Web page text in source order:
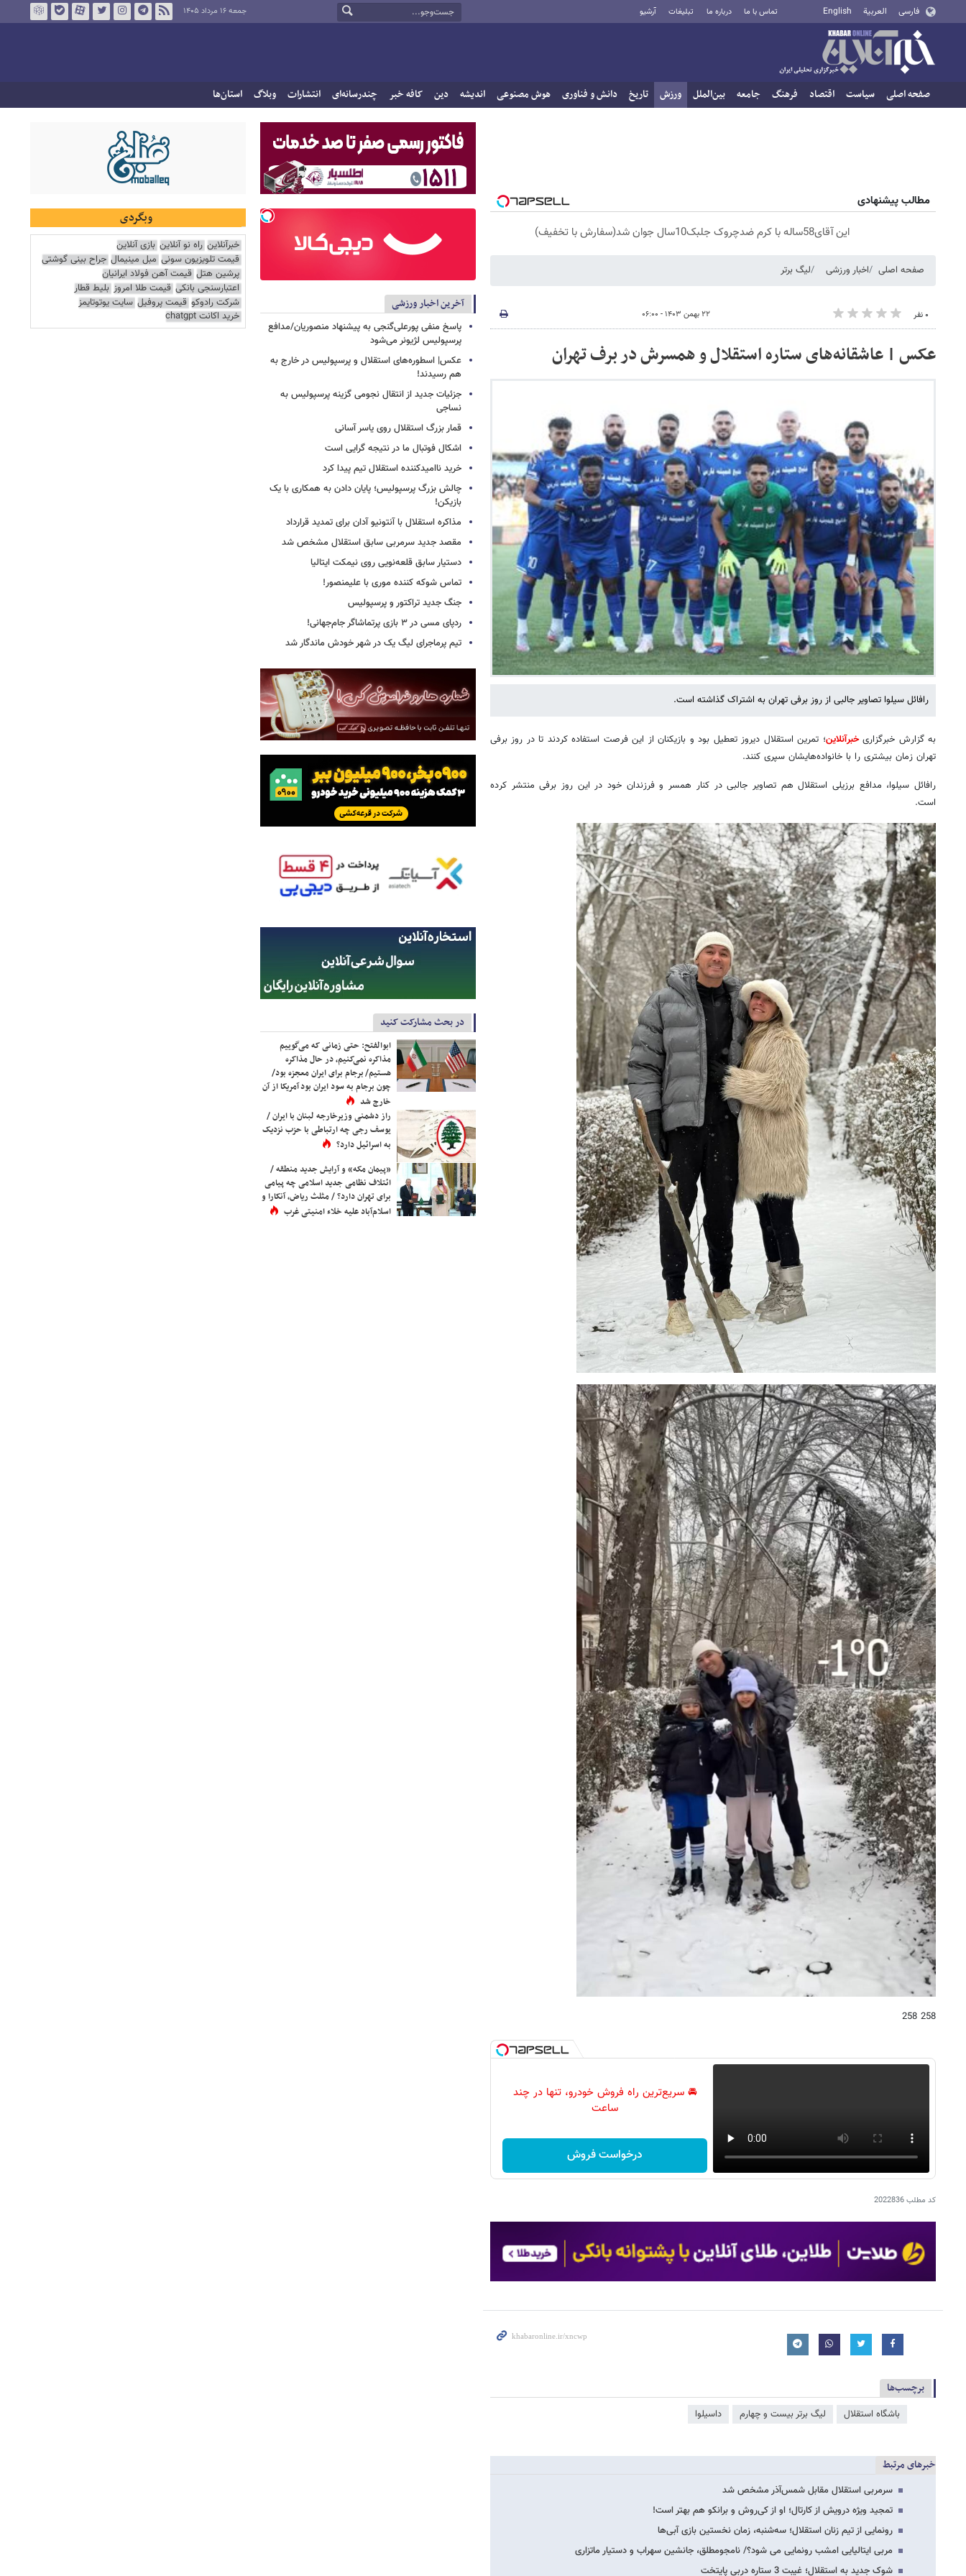
فارسی العربية English تماس با ما درباره ما تبلیغات آرشیو جمعه ۱۶ مرداد ۱۴۰۵
صفحه اصلی سیاست اقتصاد فرهنگ جامعه بین‌الملل ورزش تاریخ دانش و فناوری هوش مصنوعی اندیشه دین کافه خبر چندرسانه‌ای انتشارات وبلاگ استان‌ها
مطالب پیشنهادی
این آقای58ساله با کرم ضدچروک جلبک10سال جوان شد(سفارش با تخفیف)
صفحه اصلی اخبار ورزشی لیگ برتر
۰ نفر ۲۲ بهمن ۱۴۰۳ - ۰۶:۰۰
عکس | عاشقانه‌های ستاره استقلال و همسرش در برف تهران
رافائل سیلوا تصاویر جالبی از روز برفی تهران به اشتراک گذاشته است.
به گزارش خبرگزاریخبرآنلاین؛ تمرین استقلال دیروز تعطیل بود و بازیکنان از این فرصت استفاده کردند تا در روز برفی
تهران زمان بیشتری را با خانواده‌هایشان سپری کنند.
رافائل سیلوا، مدافع برزیلی استقلال هم تصاویر جالبی در کنار همسر و فرزندان خود در این روز برفی منتشر کرده
است.
258 258
🚘 سریع‌ترین راه فروش خودرو، تنها در چند
ساعت
درخواست فروش
کد مطلب2022836
برچسب‌ها
باشگاه استقلال لیگ برتر بیست و چهارم داسیلوا
خبرهای مرتبط
سرمربی استقلال مقابل شمس‌آذر مشخص شد
تمجید ویژه درویش از کارتال؛ او از کی‌روش و برانکو هم بهتر است!
رونمایی از تیم زنان استقلال؛ سه‌شنبه، زمان نخستین بازی آبی‌ها
مربی ایتالیایی امشب رونمایی می شود؟/ نامجومطلق، جانشین سهراب و دستیار ماتزاری
شوک جدید به استقلال؛ غیبت 3 ستاره دربی پایتخت
آخرین اخبار ورزشی
پاسخ منفی پورعلی‌گنجی به پیشنهاد منصوریان/مدافع
پرسپولیس لژیونر می‌شود
عکس| اسطوره‌های استقلال و پرسپولیس در خارج به
هم رسیدند!
جزئیات جدید از انتقال نجومی گزینه پرسپولیس به
نساجی
قمار بزرگ استقلال روی یاسر آسانی
اشکال فوتبال ما در نتیجه گرایی است
خرید ناامیدکننده استقلال تیم پیدا کرد
چالش بزرگ پرسپولیس؛ پایان دادن به همکاری با یک
بازیکن!
مذاکره استقلال با آنتونیو آدان برای تمدید قرارداد
مقصد جدید سرمربی سابق استقلال مشخص شد
دستیار سابق قلعه‌نویی روی نیمکت ایتالیا
تماس شوکه کننده موری با علیمنصور!
جنگ جدید تراکتور و پرسپولیس
ردپای مسی در ۳ بازی پرتماشاگر جام‌جهانی!
تیم پرماجرای لیگ یک در شهر خودش ماندگار شد
در بحث مشارکت کنید
ابوالفتح: حتی زمانی که می‌گوییم
مذاکره نمی‌کنیم، در حال مذاکره
هستیم/ برجام برای ایران معجزه بود/
چون برجام به سود ایران بود آمریکا از آن
خارج شد
راز دشمنی وزیرخارجه لبنان با ایران /
یوسف رجی چه ارتباطی با حزب نزدیک
به اسرائیل دارد؟
«پیمان مکه» و آرایش جدید منطقه /
ائتلاف نظامی جدید اسلامی چه پیامی
برای تهران دارد؟ / مثلث ریاض، آنکارا و
اسلام‌آباد علیه خلاء امنیتی غرب
وبگردی
خبرآنلاین راه نو آنلاین بازی آنلاین
قیمت تلویزیون سونی مبل مینیمال جراح بینی گوشتی
پرشین هتل قیمت آهن فولاد ایرانیان
اعتبارسنجی بانکی قیمت طلا امروز بلیط قطار
شرکت رادوکو قیمت پروفیل سایت یوتوتایمز
خرید اکانت chatgpt